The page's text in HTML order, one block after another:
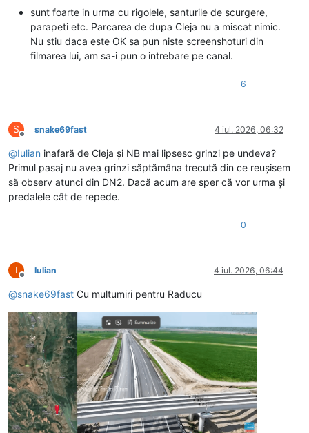
sunt foarte in urma cu rigolele, santurile de scurgere,
parapeti etc. Parcarea de dupa Cleja nu a miscat nimic.
Nu stiu daca este OK sa pun niste screenshoturi din
filmarea lui, am sa-i pun o intrebare pe canal.
6
S
Deconectat
snake69fast 4 iul. 2026, 06:32
@Iulian inafară de Cleja și NB mai lipsesc grinzi pe undeva?
Primul pasaj nu avea grinzi săptămâna trecută din ce reușisem
să observ atunci din DN2. Dacă acum are sper că vor urma și
predalele cât de repede.
0
I
Deconectat
Iulian 4 iul. 2026, 06:44
@snake69fast Cu multumiri pentru Raducu